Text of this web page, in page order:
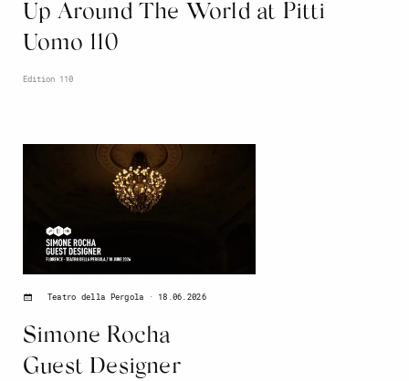
Up Around The World at Pitti
Uomo 110
Edition 110
Simone Rocha
Guest Designer
Teatro della Pergola 18.06.2026